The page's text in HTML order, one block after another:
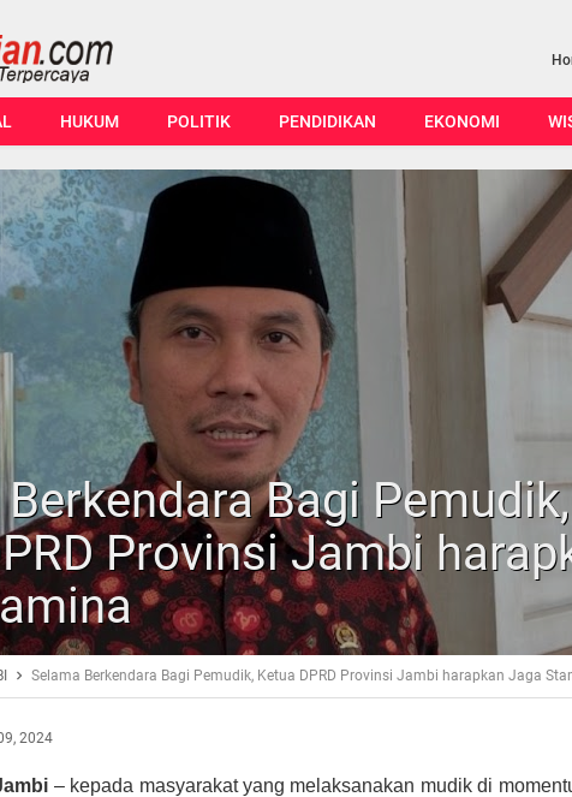
HUKUM POLITIK PENDIDIKAN EKONOMI
Bagi Pemudik,
Provinsi Jambi
Selama Berkendara Bagi Pemudik, Ketua DPRD Provinsi Jambi harapkan Jaga
2024
– kepada masyarakat yang melaksanakan mudik di